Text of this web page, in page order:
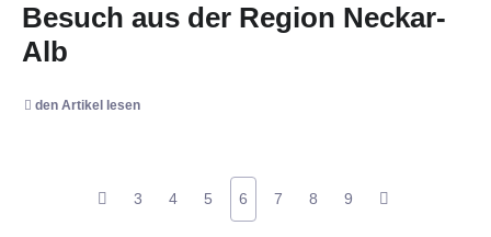
Besuch aus der Region Neckar-
Alb
den Artikel lesen
3 4 5 6 7 8 9